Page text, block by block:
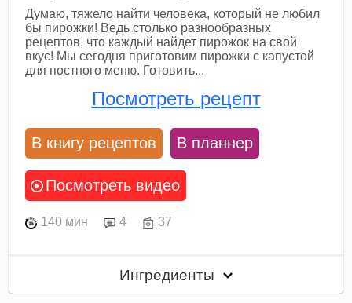
Думаю, тяжело найти человека, который не любил
бы пирожки! Ведь столько разнообразных
рецептов, что каждый найдет пирожок на свой
вкус! Мы сегодня приготовим пирожки с капустой
для постного меню. Готовить...
Посмотреть рецепт
В книгу рецептов В планнер
Посмотреть видео
140 мин 4 37
Ингредиенты